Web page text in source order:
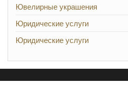
Ювелирные украшения
Юридические услуги
Юридические услуги